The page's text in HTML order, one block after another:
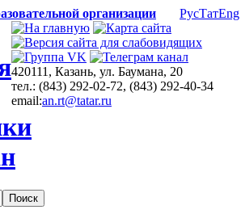
организации РусТатEng
420111, Казань, ул. Баумана, 20
тел.: (843) 292-02-72, (843) 292-40-34
email:an.rt@tatar.ru